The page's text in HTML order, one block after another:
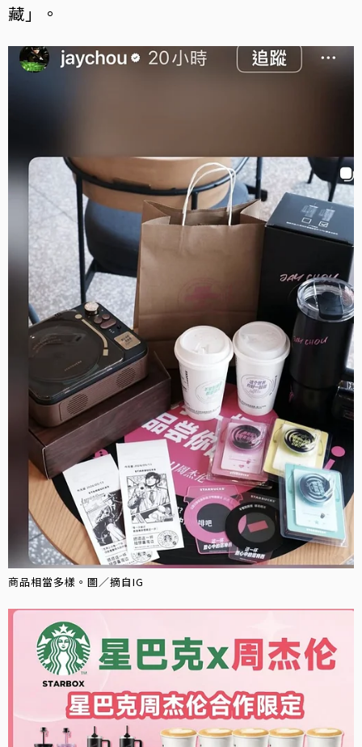
藏」。
商品相當多樣。圖／摘自IG